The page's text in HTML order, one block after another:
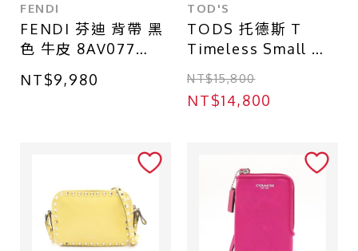
FENDI
FENDI 芬迪 背帶 黑
色 牛皮 8AV077
8AV077
NT$9,980
TOD'S
TODS 托德斯 T
Timeless Small 兩
XBWTSIFE200ROR
T002
NT$15,800
NT$14,800